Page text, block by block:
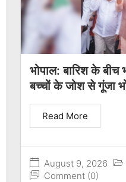
भोपाल: बारिश के बीच
बच्चों के जोश से गूंजा
August 9, 2026
Comment (0)
Read More